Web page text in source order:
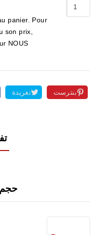
panier. Pour
son prix,
NOUS
تغريدة بنترست
حجم